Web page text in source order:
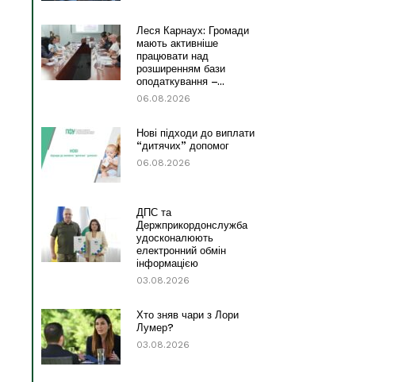
Леся Карнаух: Громади
мають активніше
працювати над
розширенням бази
оподаткування –...
06.08.2026
Нові підходи до виплати
“дитячих” допомог
06.08.2026
ДПС та
Держприкордонслужба
удосконалюють
електронний обмін
інформацією
03.08.2026
Хто зняв чари з Лори
Лумер?
03.08.2026